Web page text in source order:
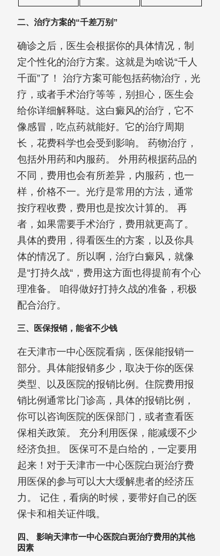
二、治疗方案的“千差万别”
确诊之后，医生会根据你的具体情况，制
定个性化的治疗方案。这就是为啥说“千人
千面”了！ 治疗方案可能包括药物治疗，光
疗，或者手术治疗等等，别担心，医生会
给你详细解释哒。这白癜风的治疗，它不
像感冒，吃点药就能好。它的治疗周期
长，花费科学也会受到影响。 药物治疗，
包括外用药和内服药。 外用药根据药品的
不同，费用也会有所差异，内服药，也一
样，价格不一。光疗是常用的方法，通常
按疗程收费，费用也是按次计算的。 再
者，如果需要手术治疗，费用就更高了。
具体的费用，得看医生的方案，以及你具
体的情况了。所以啊，治疗白癜风，就像
是“打持久战“，费用这方面也得提前有个心
理准备。 咱得做好打持久战的准备，积极
配合治疗。
三、医保报销，能省不少钱
在天津市一中心医院看病，医保能报销一
部分。具体能报销多少，取决于你的医保
类型、以及医院的报销比例。住院费用报
销比例通常比门诊高，具体的报销比例，
你可以咨询医院的医保部门，或者查看医
保相关政策。 充分利用医保，能减缓不少
经济负担。 医保可不是白给的，一定要用
起来！对于天津市一中心医院白斑治疗费
用医保的参与可以大大缓解患者的经济压
力。 记住，看病的时候，要带好自己的医
保卡和相关证件哦。
四、 影响天津市一中心医院白斑治疗费用的其他
因素